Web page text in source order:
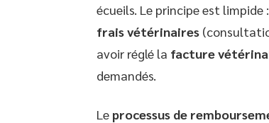
écueils. Le principe est
frais vétérinaires
avoir réglé la facture
demandés.
Le processus de